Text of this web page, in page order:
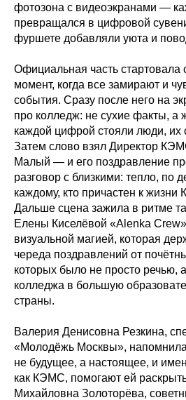
фотозона с видеоэкранами —
превращался в цифровой
фуршете добавляли уюта и
Официальная часть
момент, когда все замирают и
события. Сразу после него на
про колледж: не сухие факты, а
каждой цифрой стояли люди, их
Затем слово взял Директор
Малый — и его поздравление
разговор с близкими: тепло, по
каждому, кто причастен к
Дальше сцена зажила в ритме
Елены Киселёвой «Alenka
визуальной магией, которая
череда поздравлений от
которых было не просто речью,
колледжа в большую
страны.
Валерия Денисовна Резкина,
«Молодёжь Москвы»,
не будущее, а настоящее, и
как КЭМС, помогают ей
Михайловна Золоторёва,